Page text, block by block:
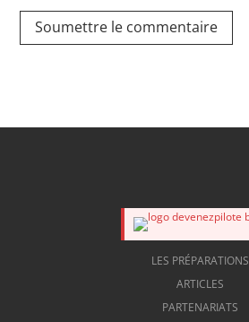
Soumettre le commentaire
LES PRÉPARATIONS
ARTICLES
PARTENARIATS